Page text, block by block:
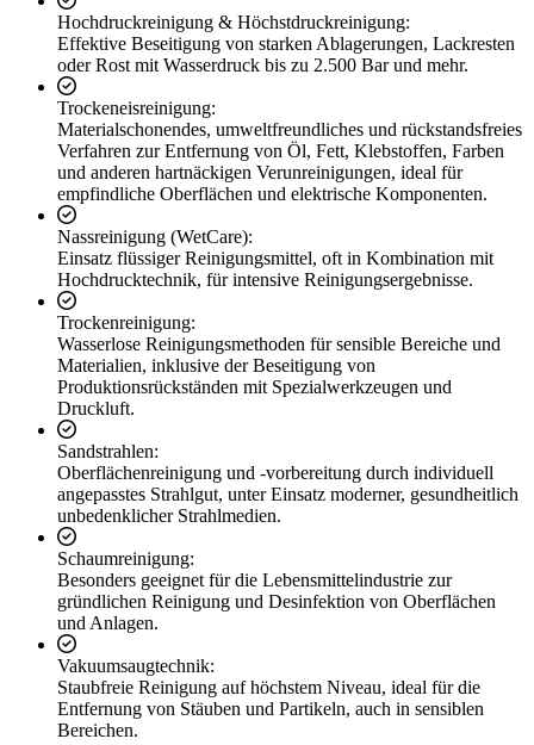
Hochdruckreinigung & Höchstdruckreinigung:
Effektive Beseitigung von starken Ablagerungen, Lackresten
oder Rost mit Wasserdruck bis zu 2.500 Bar und mehr.
Trockeneisreinigung:
Materialschonendes, umweltfreundliches und rückstandsfreies
Verfahren zur Entfernung von Öl, Fett, Klebstoffen, Farben
und anderen hartnäckigen Verunreinigungen, ideal für
empfindliche Oberflächen und elektrische Komponenten.
Nassreinigung (WetCare):
Einsatz flüssiger Reinigungsmittel, oft in Kombination mit
Hochdrucktechnik, für intensive Reinigungsergebnisse.
Trockenreinigung:
Wasserlose Reinigungsmethoden für sensible Bereiche und
Materialien, inklusive der Beseitigung von
Produktionsrückständen mit Spezialwerkzeugen und
Druckluft.
Sandstrahlen:
Oberflächenreinigung und -vorbereitung durch individuell
angepasstes Strahlgut, unter Einsatz moderner, gesundheitlich
unbedenklicher Strahlmedien.
Schaumreinigung:
Besonders geeignet für die Lebensmittelindustrie zur
gründlichen Reinigung und Desinfektion von Oberflächen
und Anlagen.
Vakuumsaugtechnik:
Staubfreie Reinigung auf höchstem Niveau, ideal für die
Entfernung von Stäuben und Partikeln, auch in sensiblen
Bereichen.